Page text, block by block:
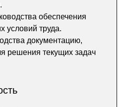
обеспечения
условий труда.
документацию,
решения текущих задач